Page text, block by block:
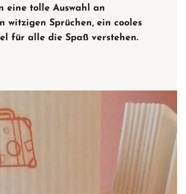
eine tolle Auswahl an
witzigen Sprüchen, ein cooles
für alle die Spaß verstehen.